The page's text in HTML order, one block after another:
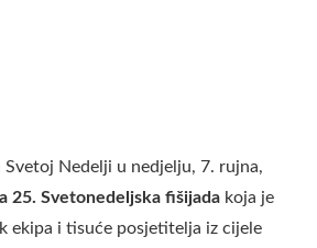
Svetoj Nedelji u nedjelju, 7. rujna,
25. Svetonedeljska fišijada koja je
ekipa i tisuće posjetitelja iz cijele